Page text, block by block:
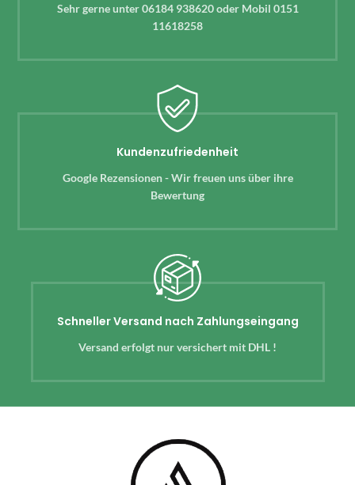
Sehr gerne unter 06184 938620 oder Mobil 0151
11618258
Kundenzufriedenheit
Google Rezensionen - Wir freuen uns über ihre
Bewertung
Schneller Versand nach Zahlungseingang
Versand erfolgt nur versichert mit DHL !